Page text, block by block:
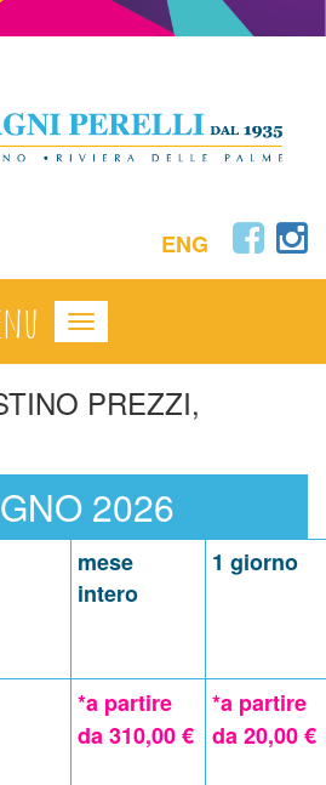
ENG
Toggle
navigation
PREZZI,
2026
mese
intero
1 giorno
*a partire
da 310,00 €
*a partire
da 20,00 €